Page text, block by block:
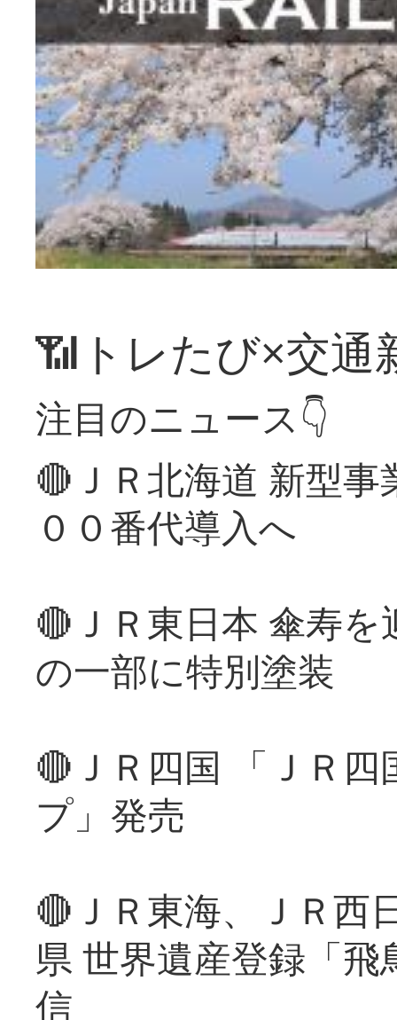
📶トレたび×交通
注目のニュース👇
🔴ＪＲ北海道 新型
００番代導入へ
🔴ＪＲ東日本 傘寿
の一部に特別塗装
🔴ＪＲ四国 「ＪＲ
プ」発売
🔴ＪＲ東海、ＪＲ西
県 世界遺産登録「
信